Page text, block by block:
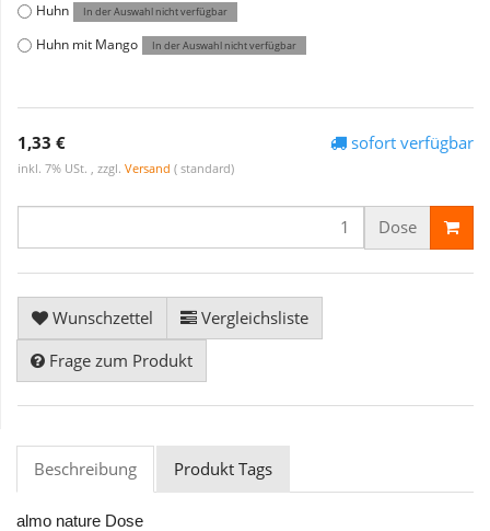
Huhn In der Auswahl nicht verfügbar
Huhn mit Mango In der Auswahl nicht verfügbar
1,33 €
inkl. 7% USt. , zzgl. Versand ( standard)
sofort verfügbar
Dose
Wunschzettel
Vergleichsliste
Frage zum Produkt
Beschreibung Produkt Tags
almo nature Dose